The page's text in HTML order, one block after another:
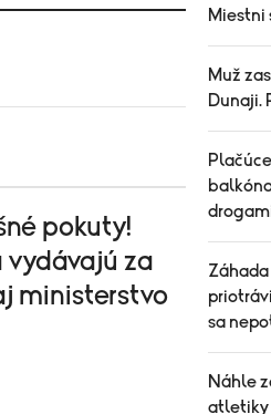
pokuty!
vydávajú za
ministerstvo
Miestni
Muž
Dunaji.
sa
Náhle
atletiky